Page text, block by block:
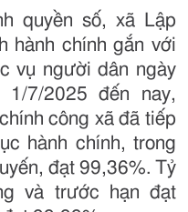
quyền số, xã Lập
hành chính gắn với
vụ người dân ngày
7/2025 đến nay,
công xã đã tiếp
hành chính, trong
đạt 99,36%. Tỷ
và trước hạn đạt